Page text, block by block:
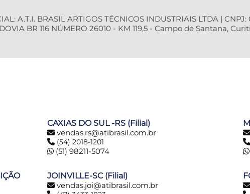
A.T.I. BRASIL ARTIGOS TÉCNICOS INDUSTRIAIS LTDA |
BR 116 NÚMERO 26010 - KM 119,5 - Campo de Santana,
CAXIAS DO SUL -RS (Filial)
vendas.rs@atibrasil.com.br
(54) 2018-1201
(51) 98211-5074
JOINVILLE-SC (Filial)
vendas.joi@atibrasil.com.br